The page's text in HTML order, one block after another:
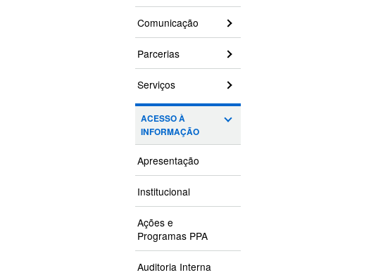
Comunicação
Parcerias
Serviços
ACESSO À
INFORMAÇÃO
Apresentação
Institucional
Ações e
Programas PPA
Auditoria Interna